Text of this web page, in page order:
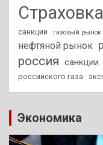
Страховка
санкции
газовый рынок
нефтяной рынок
россия санкции
российского газа
Экономика